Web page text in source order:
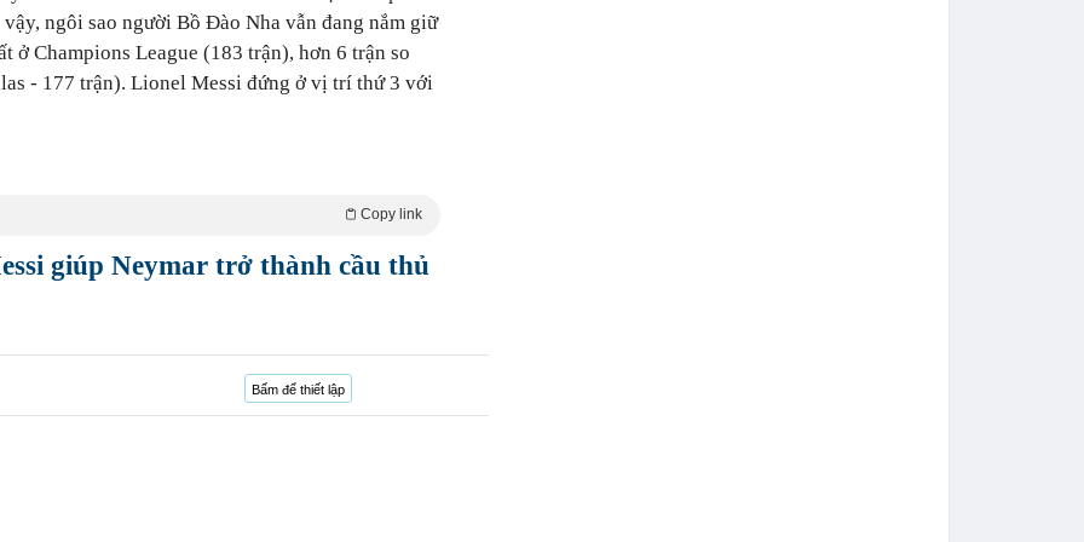
ngôi sao người Bồ Đào Nha vẫn đang nắm giữ
ở Champions League (183 trận), hơn 6 trận so
- 177 trận). Lionel Messi đứng ở vị trí thứ 3 với
Copy link
giúp Neymar trở thành cầu thủ
Bấm để thiết lập